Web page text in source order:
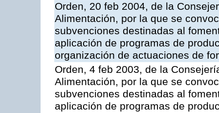
Orden, 20 feb 2004, de la
Alimentación, por la que se
subvenciones destinadas al
aplicación de programas de
organización de actuaciones de
Orden, 4 feb 2003, de la
Alimentación, por la que se
subvenciones destinadas al
aplicación de programas de